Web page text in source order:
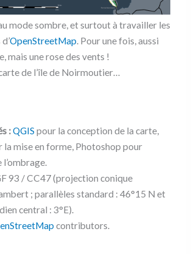
mode sombre, et surtout à travailler les
OpenStreetMap. Pour une fois, aussi
mais une rose des vents !
de l’île de Noirmoutier…
:QGIS pour la conception de la carte,
mise en forme, Photoshop pour
l’ombrage.
93 / CC47 (projection conique
; parallèles standard : 46°15 N et
central : 3°E).
contributors.